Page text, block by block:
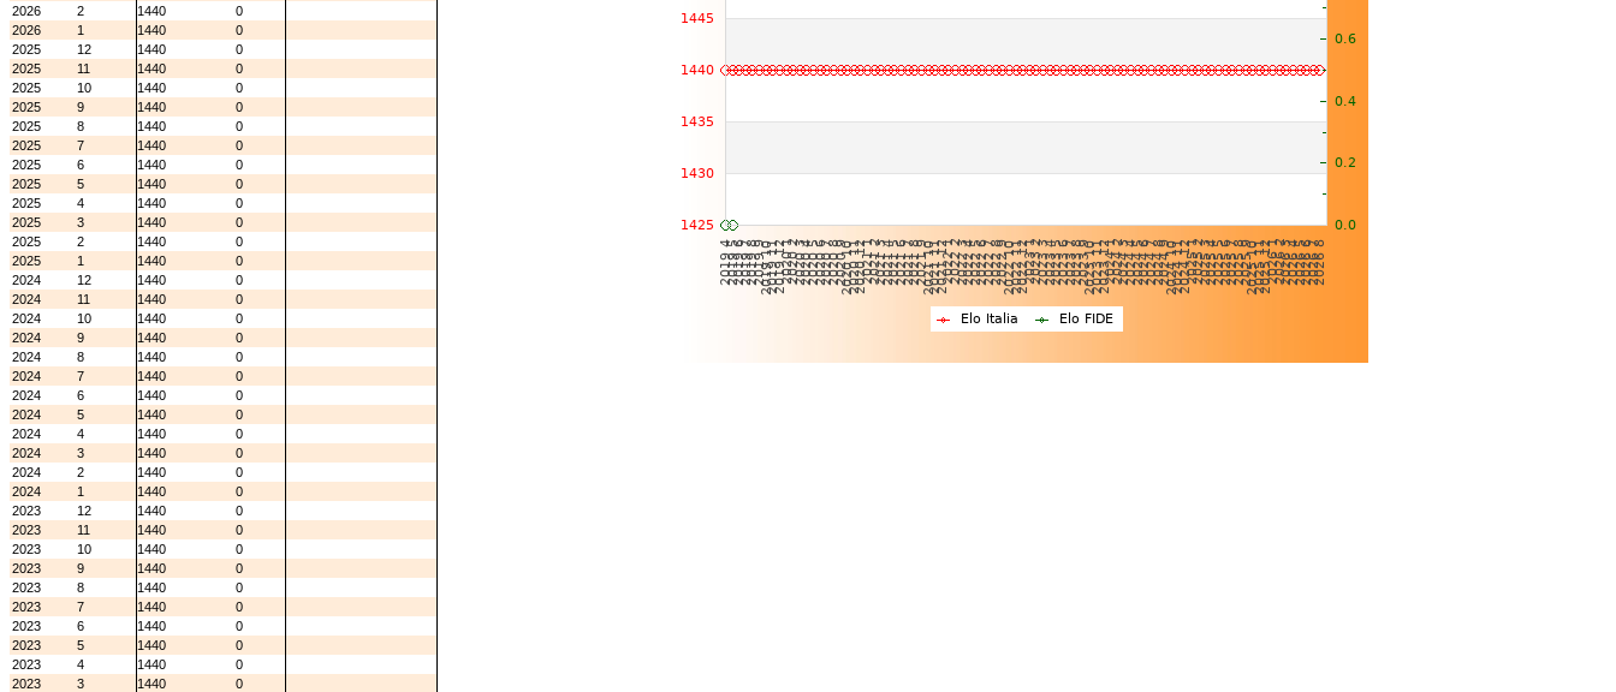
2026
2 1440
0
2026
1 1440
0
2025
12 1440
0
2025
11 1440
0
2025
10 1440
0
2025
9 1440
0
2025
8 1440
0
2025
7 1440
0
2025
6 1440
0
2025
5 1440
0
2025
4 1440
0
2025
3 1440
0
2025
2 1440
0
2025
1 1440
0
2024
12 1440
0
2024
11 1440
0
2024
10 1440
0
2024
9 1440
0
2024
8 1440
0
2024
7 1440
0
2024
6 1440
0
2024
5 1440
0
2024
4 1440
0
2024
3 1440
0
2024
2 1440
0
2024
1 1440
0
2023
12 1440
0
2023
11 1440
0
2023
10 1440
0
2023
9 1440
0
2023
8 1440
0
2023
7 1440
0
2023
6 1440
0
2023
5 1440
0
2023
4 1440
0
2023
3 1440
0